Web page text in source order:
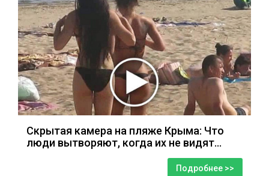
Скрытая камера на пляже Крыма: Что
люди вытворяют, когда их не видят...
Подробнее >>